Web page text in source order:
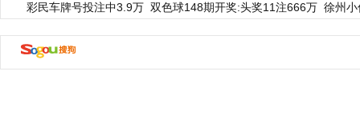
彩民车牌号投注中3.9万 双色球148期开奖:头奖11注666万 徐州